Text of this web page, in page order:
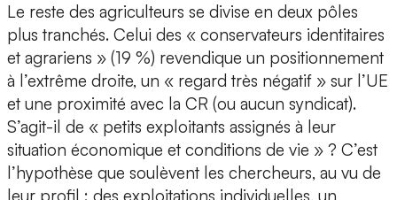
Le reste des agriculteurs se divise en deux pôles
plus tranchés. Celui des « conservateurs identitaires
et agrariens » (19 %) revendique un positionnement
à l’extrême droite, un « regard très négatif » sur l’UE
et une proximité avec la CR (ou aucun syndicat).
S’agit-il de « petits exploitants assignés à leur
situation économique et conditions de vie » ? C’est
l’hypothèse que soulèvent les chercheurs, au vu de